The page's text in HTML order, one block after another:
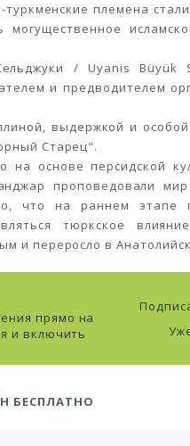
племена
/ Uyanis Büyük
и предводителем
выдержкой и
Старец".
на основе персидской
проповедовали
что на раннем этапе
тюркское
и переросло в
прямо на
и включить
БЕСПЛАТНО